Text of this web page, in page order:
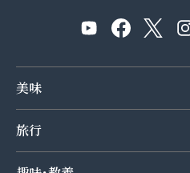
美味
旅行